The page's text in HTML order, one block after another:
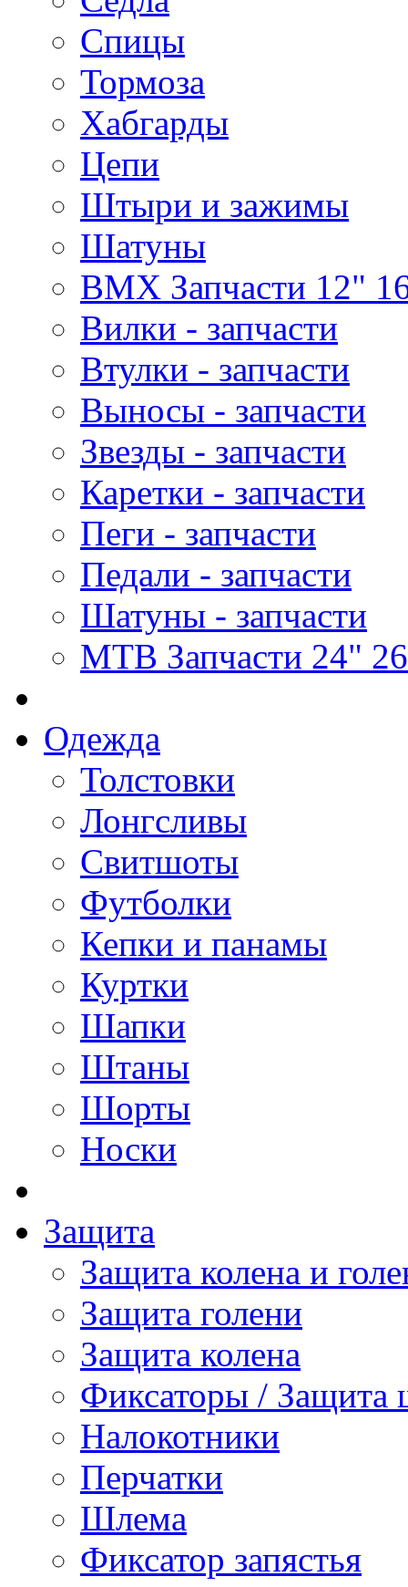
Спицы
Тормоза
Хабгарды
Цепи
Штыри и зажимы
Шатуны
BMX Запчасти 12"
Вилки - запчасти
Втулки - запчасти
Выносы - запчасти
Звезды - запчасти
Каретки - запчасти
Пеги - запчасти
Педали - запчасти
Шатуны - запчасти
MTB Запчасти 24"
Одежда
Толстовки
Лонгсливы
Свитшоты
Футболки
Кепки и панамы
Куртки
Шапки
Штаны
Шорты
Носки
Защита
Защита колена и
Защита голени
Защита колена
Фиксаторы / Защита
Налокотники
Перчатки
Шлема
Фиксатор запястья